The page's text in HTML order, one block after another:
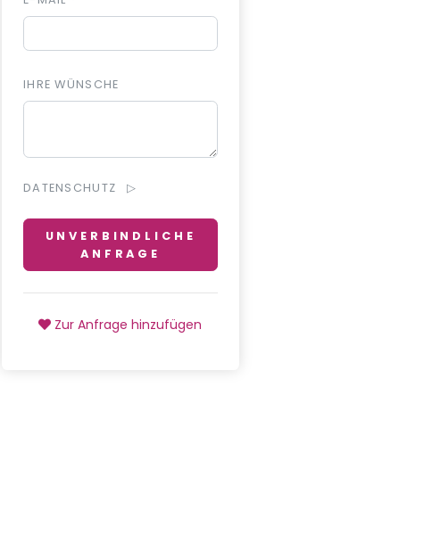
IHRE WÜNSCHE
DATENSCHUTZ
UNVERBINDLICHE
ANFRAGE
Zur Anfrage hinzufügen